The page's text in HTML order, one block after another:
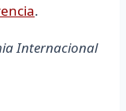
.
Internacional